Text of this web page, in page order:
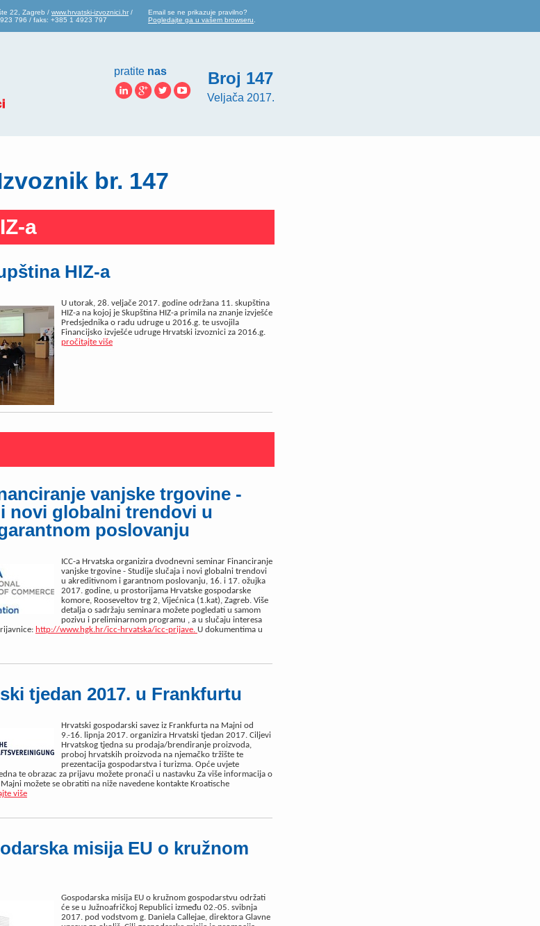
22, Zagreb / www.hrvatski-izvoznici.hr /
796 / faks: +385 1 4923 797
Email se ne prikazuje pravilno?
Pogledajte ga u vašem browseru
pratite nas Broj 147
Veljača 2017.
br. 147
a
HIZ-a
U utorak, 28. veljače 2017. godine održana 11. skupština
HIZ-a na kojoj je Skupština HIZ-a primila na znanje izvješće
Predsjednika o radu udruge u 2016.g. te usvojila
Financijsko izvješće udruge Hrvatski izvoznici za 2016.g.
pročitajte više
vanjske trgovine -
novi globalni trendovi u
poslovanju
ICC-a Hrvatska organizira dvodnevni seminar Financiranje
vanjske trgovine - Studije slučaja i novi globalni trendovi
u akreditivnom i garantnom poslovanju, 16. i 17. ožujka
2017. godine, u prostorijama Hrvatske gospodarske
komore, Rooseveltov trg 2, Vijećnica (1.kat), Zagreb. Više
detalja o sadržaju seminara možete pogledati u samom
pozivu i preliminarnom programu , a u slučaju interesa
http://www.hgk.hr/icc-hrvatska/icc-prijave. U dokumentima u
tjedan 2017. u Frankfurtu
Hrvatski gospodarski savez iz Frankfurta na Majni od
9.-16. lipnja 2017. organizira Hrvatski tjedan 2017. Ciljevi
Hrvatskog tjedna su prodaja/brendiranje proizvoda,
proboj hrvatskih proizvoda na njemačko tržište te
prezentacija gospodarstva i turizma. Opće uvjete
te obrazac za prijavu možete pronaći u nastavku Za više informacija o
možete se obratiti na niže navedene kontakte Kroatische
više
misija EU o kružnom
Gospodarska misija EU o kružnom gospodarstvu održati
će se u Južnoafričkoj Republici između 02.-05. svibnja
2017. pod vodstvom g. Daniela Callejae, direktora Glavne